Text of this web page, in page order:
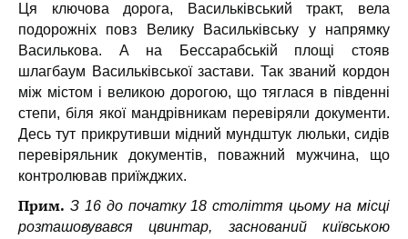
Ця ключова дорога, Васильківський тракт, вела
подорожніх повз Велику Васильківську у напрямку
Василькова. А на Бессарабській площі стояв
шлагбаум Васильківської застави. Так званий кордон
між містом і великою дорогою, що тяглася в південні
степи, біля якої мандрівникам перевіряли документи.
Десь тут прикрутивши мідний мундштук люльки, сидів
перевіряльник документів, поважний мужчина, що
контролював приїжджих.
Прим. З 16 до початку 18 століття цьому на місці
розташовувався цвинтар, заснований київською